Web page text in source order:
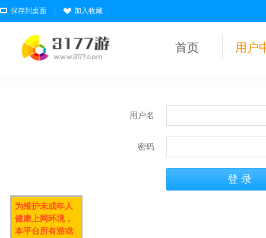
保存到桌面 加入收藏
首页 用户
用户名
密码
为维护未成年人
健康上网环境，
本平台所有游戏